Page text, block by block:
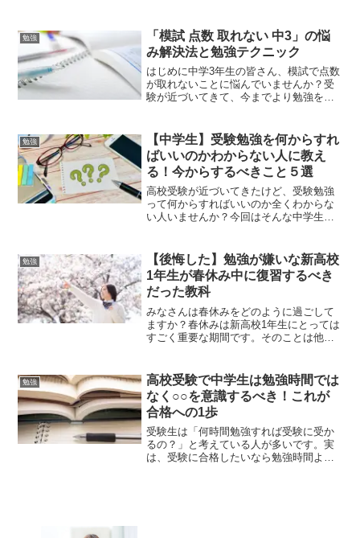
いました。ちなみにこの本は小学生の男
の子に関しての勉強法が主...
勉強
「模試 点数 取れない 中3」の悩
み解決法と勉強テクニック
はじめに中学3年生の皆さん、模試で点数
が取れないことに悩んでいませんか？受
験が近づいてきて、今までより勉強をし
学校に行ったほうがいいといわれる。そ
してどうしても自分の...
勉強
【中学生】受験勉強を何からすれ
ばいいのかわからない人に教え
る！今からするべきこと５選
高校受験が近づいてきたけど、受験勉強
って何からすればいいのか全くわからな
い人いませんか？今回はそんな中学生
今から意識していけば、受験勉強をしっ
かりと効率的に進めること...
勉強
【後悔した】勉強が嫌いな新高校
1年生が春休み中に復習するべき
だった教科
みなさんは春休みをどのように過ごして
ますか？春休みは新高校1年生にとっては
すごく重要な期間です。そのことは他の
験が終わって、春休み中はずっとあそん
でいました。だって受験...
勉強
高校受験で中学生は勉強時間では
なく○○を意識するべき！これが
合格への1歩
受験生は「何時間勉強すれば受験に受か
るの？」と考えている人が多いです。実
は、受験に合格したいなら勉強時間より